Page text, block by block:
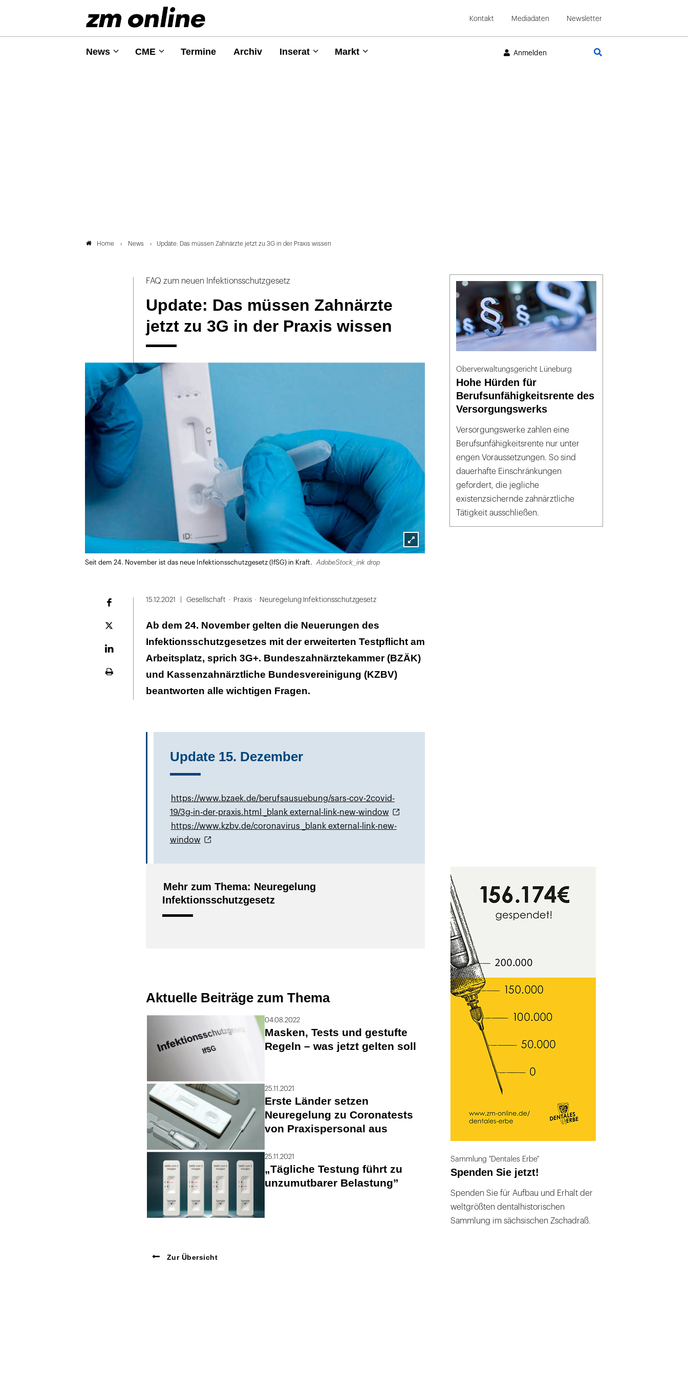
Kontakt Mediadaten Newsletter
News CME Termine Archiv Inserat Markt Anmelden
Home News Update: Das müssen Zahnärzte jetzt zu 3G in der Praxis wissen
FAQ zum neuen Infektionsschutzgesetz
Update: Das müssen Zahnärzte
jetzt zu 3G in der Praxis wissen
Lightbox
Seit dem 24. November ist das neue Infektionsschutzgesetz (IfSG) in Kraft. AdobeStock_ink drop
Plattform
15.12.2021 Gesellschaft Praxis Neuregelung Infektionsschutzgesetz
Ab dem 24. November gelten die Neuerungen des
Infektionsschutzgesetzes mit der erweiterten Testpflicht am
Arbeitsplatz, sprich 3G+. Bundeszahnärztekammer (BZÄK)
und Kassenzahnärztliche Bundesvereinigung (KZBV)
beantworten alle wichtigen Fragen.
Update 15. Dezember
https://www.bzaek.de/berufsausuebung/sars-cov-2covid-
19/3g-in-der-praxis.html _blank external-link-new-window
https://www.kzbv.de/coronavirus _blank external-link-new-
window
Mehr zum Thema: Neuregelung
Infektionsschutzgesetz
Aktuelle Beiträge zum Thema
04.08.2022
Masken, Tests und gestufte
Regeln – was jetzt gelten soll
25.11.2021
Erste Länder setzen
Neuregelung zu Coronatests
von Praxispersonal aus
25.11.2021
„Tägliche Testung führt zu
unzumutbarer Belastung”
Zur Übersicht
Oberverwaltungsgericht Lüneburg
Hohe Hürden für
Berufsunfähigkeitsrente des
Versorgungswerks
Versorgungswerke zahlen eine
Berufsunfähigkeitsrente nur unter
engen Voraussetzungen. So sind
dauerhafte Einschränkungen
gefordert, die jegliche
existenzsichernde zahnärztliche
Tätigkeit ausschließen.
Sammlung "Dentales Erbe"
Spenden Sie jetzt!
Spenden Sie für Aufbau und Erhalt der
weltgrößten dentalhistorischen
Sammlung im sächsischen Zschadraß.